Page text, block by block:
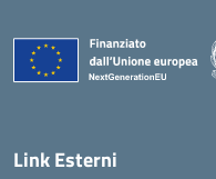
Link Esterni